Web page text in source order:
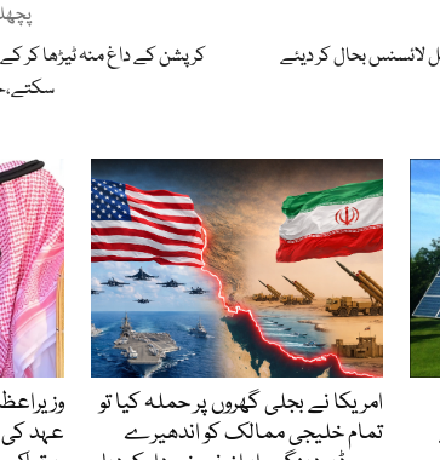
کرپشن کے داغ منہ ٹیڑھا کر
لائسنس بحال کر دیئے
عہد
امریکا نے بجلی گھروں پر حملہ کیا تو
تمام خلیجی ممالک کو اندھیرے